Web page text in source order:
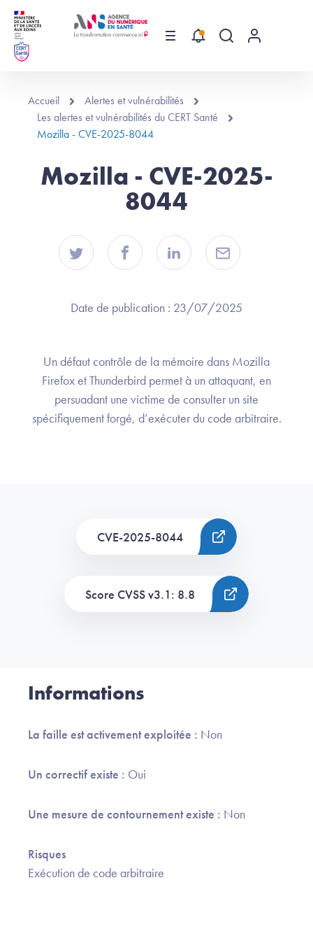
Aller au contenu principal
Menu Recherche
Menu
Accueil
Alertes et vulnérabilités
Les alertes et vulnérabilités du CERT Santé
Mozilla - CVE-2025-8044
Mozilla - CVE-2025-
8044
Date de publication : 23/07/2025
Un défaut contrôle de la mémoire dans Mozilla
Firefox et Thunderbird permet à un attaquant, en
persuadant une victime de consulter un site
spécifiquement forgé, d’exécuter du code arbitraire.
CVE-2025-8044
Score CVSS v3.1: 8.8
Informations
La faille est activement exploitée : Non
Un correctif existe : Oui
Une mesure de contournement existe : Non
Risques
Exécution de code arbitraire